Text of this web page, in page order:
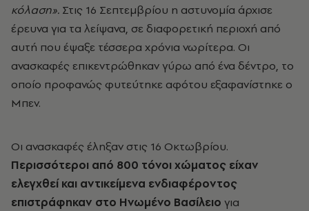
κόλαση». Στις 16 Σεπτεμβρίου η αστυνομία άρχισε
έρευνα για τα λείψανα, σε διαφορετική περιοχή από
αυτή που έψαξε τέσσερα χρόνια νωρίτερα. Οι
ανασκαφές επικεντρώθηκαν γύρω από ένα δέντρο, το
οποίο προφανώς φυτεύτηκε αφότου εξαφανίστηκε ο
Μπεν.
Οι ανασκαφές έληξαν στις 16 Οκτωβρίου.
Περισσότεροι από 800 τόνοι χώματος είχαν
ελεγχθεί και αντικείμενα ενδιαφέροντος
επιστράφηκαν στο Ηνωμένο Βασίλειο για